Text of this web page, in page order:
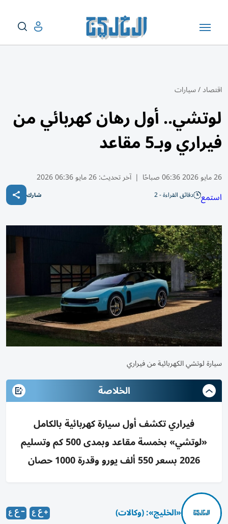
اقتصاد/سيارات
لوتشي.. أول رهان كهربائي من
فيراري وبـ5 مقاعد
26 مايو 2026 06:36 صباحًا | آخر تحديث:26 مايو 06:36 2026
استمع دقائق القراءة - 2 شارك
سيارة لوتشي الكهربائية من فيراري
الخلاصة
فيراري تكشف أول سيارة كهربائية بالكامل
«لوتشي» بخمسة مقاعد وبمدى 500 كم وتسليم
2026 بسعر 550 ألف يورو وقدرة 1000 حصان
«الخليج»: (وكالات)